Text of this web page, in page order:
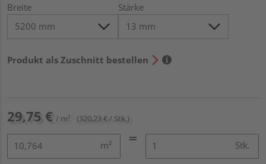
Breite Stärke
Produkt als Zuschnitt bestellen
29,75 € / m² (320,23 € / Stk.)
m² Stk.